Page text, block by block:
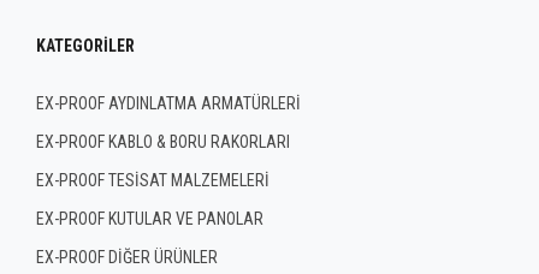
KATEGORILER
EX-PROOF AYDINLATMA ARMATÜRLERİ
EX-PROOF KABLO & BORU RAKORLARI
EX-PROOF TESİSAT MALZEMELERİ
EX-PROOF KUTULAR VE PANOLAR
EX-PROOF DİĞER ÜRÜNLER